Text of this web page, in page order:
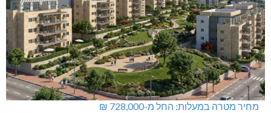
מחיר מטרה במעלות: החל מ-728,000 ₪